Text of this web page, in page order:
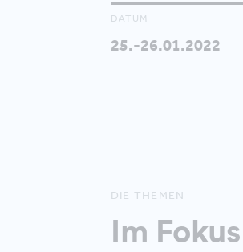
DATUM
25.-26.01.2022
DIE THEMEN
Im Fokus